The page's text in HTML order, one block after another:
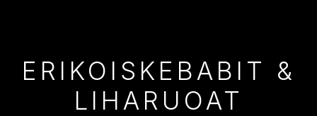
ERIKOISKEBABIT &
LIHARUOAT